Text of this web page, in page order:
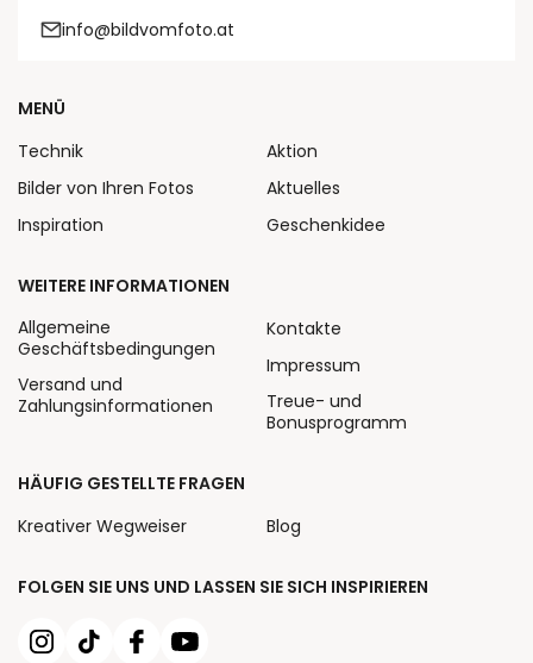
info@bildvomfoto.at
FOLGEN SIE UNS UND LASSEN SIE SICH INSPIRIEREN
MENÜ
Technik
Bilder von Ihren Fotos
Inspiration
Aktion
Aktuelles
Geschenkidee
WEITERE INFORMATIONEN
Allgemeine
Geschäftsbedingungen
Versand und
Zahlungsinformationen
Kontakte
Impressum
Treue- und
Bonusprogramm
HÄUFIG GESTELLTE FRAGEN
Kreativer Wegweiser
Blog